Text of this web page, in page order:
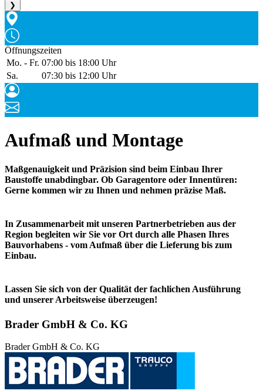
❯
Öffnungszeiten
Mo. - Fr. 07:00 bis 18:00 Uhr
Sa.
07:30 bis 12:00 Uhr
Aufmaß und Montage
Maßgenauigkeit und Präzision sind beim Einbau Ihrer
Baustoffe unabdingbar. Ob Garagentore oder Innentüren:
Gerne kommen wir zu Ihnen und nehmen präzise Maß.
In Zusammenarbeit mit unseren Partnerbetrieben aus der
Region begleiten wir Sie vor Ort durch alle Phasen Ihres
Bauvorhabens - vom Aufmaß über die Lieferung bis zum
Einbau.
Lassen Sie sich von der Qualität der fachlichen Ausführung
und unserer Arbeitsweise überzeugen!
Brader GmbH & Co. KG
Brader GmbH & Co. KG